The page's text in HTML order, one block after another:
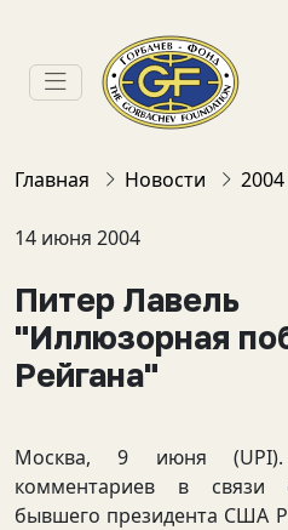
Главная Новости 2004
14 июня 2004
Питер Лавель
"Иллюзорная
Рейгана"
Москва, 9 июня (UPI).
комментариев в связи
бывшего президента США